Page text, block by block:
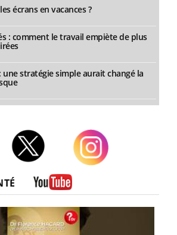
écrans en vacances ?
: comment le travail empiète de plus
une stratégie simple aurait changé la